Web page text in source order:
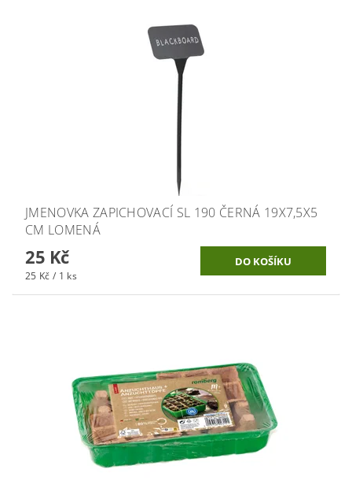
JMENOVKA ZAPICHOVACÍ SL 190 ČERNÁ 19X7,5X5
CM LOMENÁ
25 Kč
25 Kč / 1 ks